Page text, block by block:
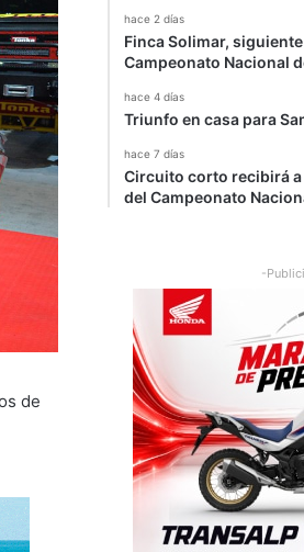
de
hace 2 días
Finca Solimar,
Campeonato Nacional
hace 4 días
Triunfo en casa para
hace 7 días
Circuito corto recibirá
del Campeonato
-